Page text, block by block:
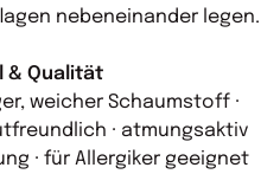
nebeneinander legen.
& Qualität
weicher Schaumstoff ·
· atmungsaktiv
· für Allergiker geeignet